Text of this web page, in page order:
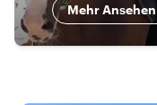
Mehr Ansehen